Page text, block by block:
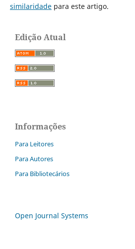
similaridadepara este artigo.
Edição Atual
Informações
Para Leitores
Para Autores
Para Bibliotecários
Open Journal Systems